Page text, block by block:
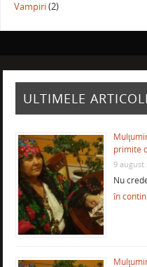
Vampiri(2)
ULTIMELE
primite
9 august
Nu
în